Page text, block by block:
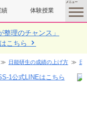
体験授業
績
toggle
menu
整理のチャンス」
こちら
日能研生の成績の上げ方 日